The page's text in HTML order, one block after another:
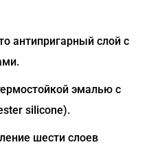
антипригарный слой с
эмалью с
silicone).
шести слоев